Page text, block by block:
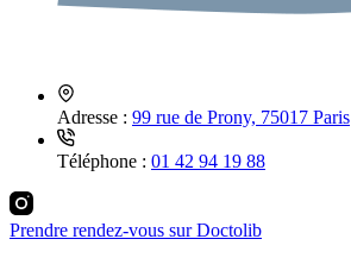
Adresse : 99 rue de Prony, 75017 Paris
Téléphone : 01 42 94 19 88
Prendre rendez-vous sur Doctolib